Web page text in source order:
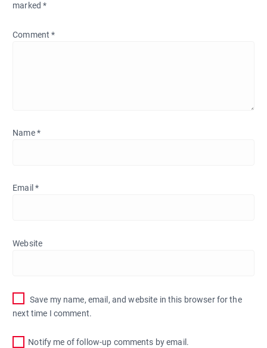
marked*
Comment*
Name*
Email *
Website
Save my name, email, and website in this browser for the
next time I comment.
Notify me of follow-up comments by email.